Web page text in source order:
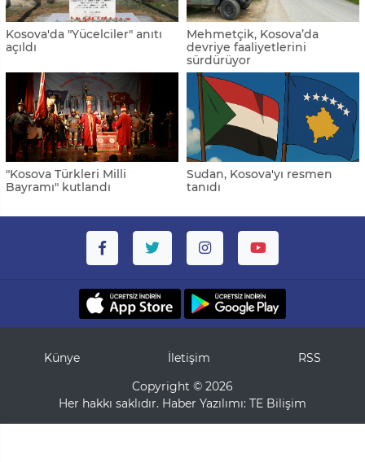
Kosova'da "Yücelciler" anıtı
açıldı
Mehmetçik, Kosova’da
devriye faaliyetlerini
sürdürüyor
"Kosova Türkleri Milli
Bayramı" kutlandı
Sudan, Kosova'yı resmen
tanıdı
Künye İletişim
RSS
Copyright © 2026
Her hakkı saklıdır. Haber Yazılımı: TE Bilişim